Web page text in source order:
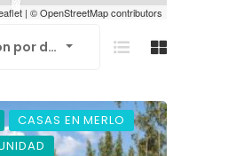
| ©OpenStreetMapcontributors
por defecto
CASAS EN MERLO